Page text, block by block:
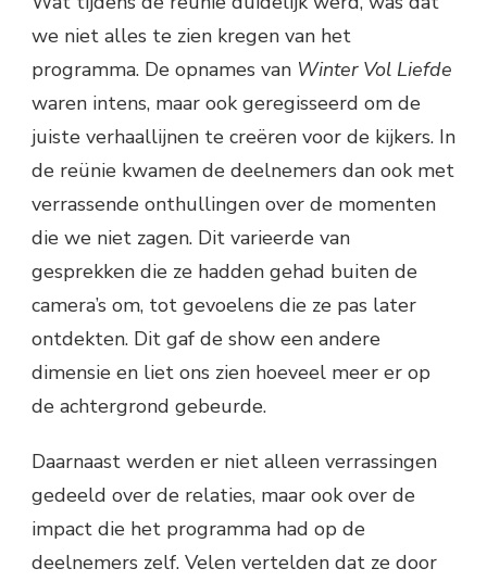
we niet alles te zien kregen van het
programma. De opnames van Winter Vol Liefde
waren intens, maar ook geregisseerd om de
juiste verhaallijnen te creëren voor de kijkers. In
de reünie kwamen de deelnemers dan ook met
verrassende onthullingen over de momenten
die we niet zagen. Dit varieerde van
gesprekken die ze hadden gehad buiten de
camera’s om, tot gevoelens die ze pas later
ontdekten. Dit gaf de show een andere
dimensie en liet ons zien hoeveel meer er op
de achtergrond gebeurde.
Daarnaast werden er niet alleen verrassingen
gedeeld over de relaties, maar ook over de
impact die het programma had op de
deelnemers zelf. Velen vertelden dat ze door